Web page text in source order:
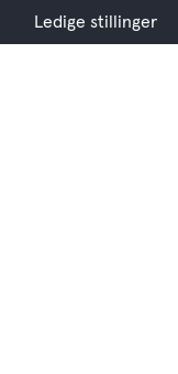
Ledige stillinger